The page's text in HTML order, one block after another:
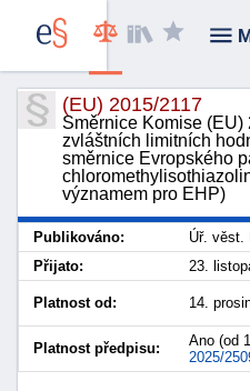
(EU) 2015/2117
Směrnice Komise
zvláštních limitních
směrnice Evropského
významem pro EHP)
Publikováno:
Úř. věst.
Přijato:
23.
Platnost od: 14.
Platnost předpisu: Ano (od
2025/